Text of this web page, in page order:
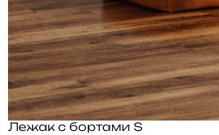
Лежак с бортами S